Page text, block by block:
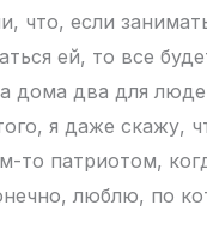
что, если
ей, то все
дома два для
я даже скажу,
то патриотом,
люблю, по